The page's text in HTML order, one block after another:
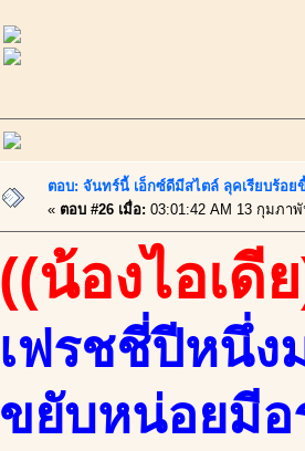
ตอบ: จันทร์นี้ เอ็กซ์ดีมีสไตล์ ลุคเรียบร้อ
« ตอบ #26 เมื่อ: 03:01:42 AM 13 กุมภา
((น้องไอเดี
เฟรชชี่ปีหนึ่ง
ขยับหน่อยมีอ